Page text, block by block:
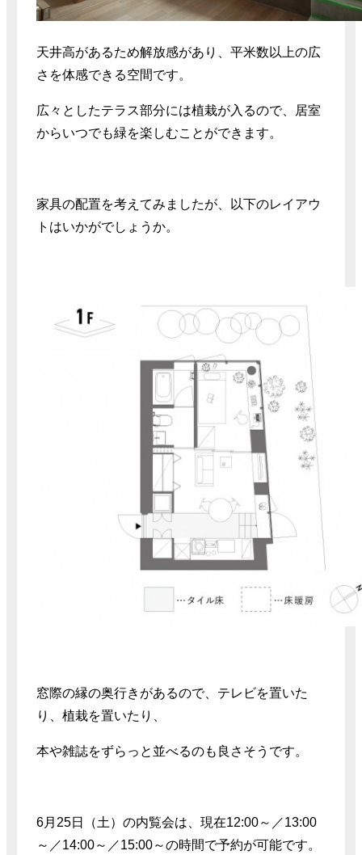
天井高があるため解放感があり、平米数以上の広
さを体感できる空間です。
広々としたテラス部分には植栽が入るので、居室
からいつでも緑を楽しむことができます。
家具の配置を考えてみましたが、以下のレイアウ
トはいかがでしょうか。
窓際の縁の奥行きがあるので、テレビを置いた
り、植栽を置いたり、
本や雑誌をずらっと並べるのも良さそうです。
6月25日（土）の内覧会は、現在12:00～／13:00
～／14:00～／15:00～の時間で予約が可能です。